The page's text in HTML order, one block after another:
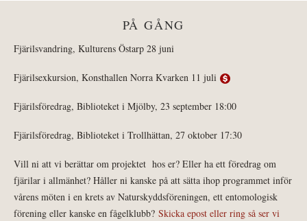
PÅ GÅNG
Fjärilsvandring, Kulturens Östarp 28 juni
Fjärilsexkursion, Konsthallen Norra Kvarken 11 juli
Fjärilsföredrag, Biblioteket i Mjölby, 23 september 18:00
Fjärilsföredrag, Biblioteket i Trollhättan, 27 oktober 17:30
Vill ni att vi berättar om projektet hos er? Eller ha ett föredrag om
fjärilar i allmänhet? Håller ni kanske på att sätta ihop programmet inför
vårens möten i en krets av Naturskyddsföreningen, ett entomologisk
förening eller kanske en fågelklubb? Skicka epost eller ring så ser vi